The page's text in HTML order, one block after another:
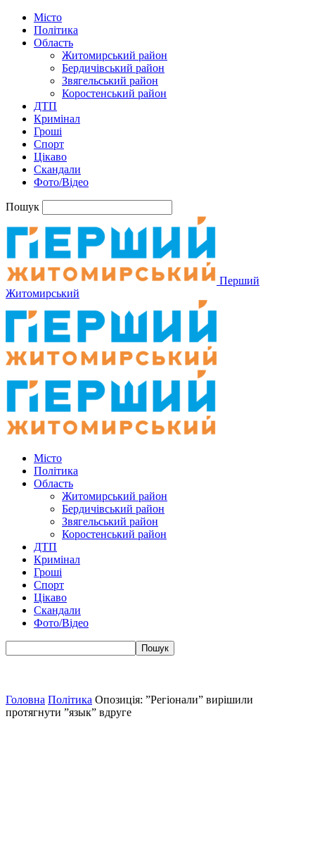
Місто
Політика
Область
Житомирський район
Бердичівський район
Звягельський район
Коростенський район
ДТП
Кримінал
Гроші
Спорт
Цікаво
Скандали
Фото/Відео
Пошук
Перший
Житомирський
Місто
Політика
Область
Житомирський район
Бердичівський район
Звягельський район
Коростенський район
ДТП
Кримінал
Гроші
Спорт
Цікаво
Скандали
Фото/Відео
Головна Політика Опозиція: ”Регіонали” вирішили
протягнути ”язык” вдруге